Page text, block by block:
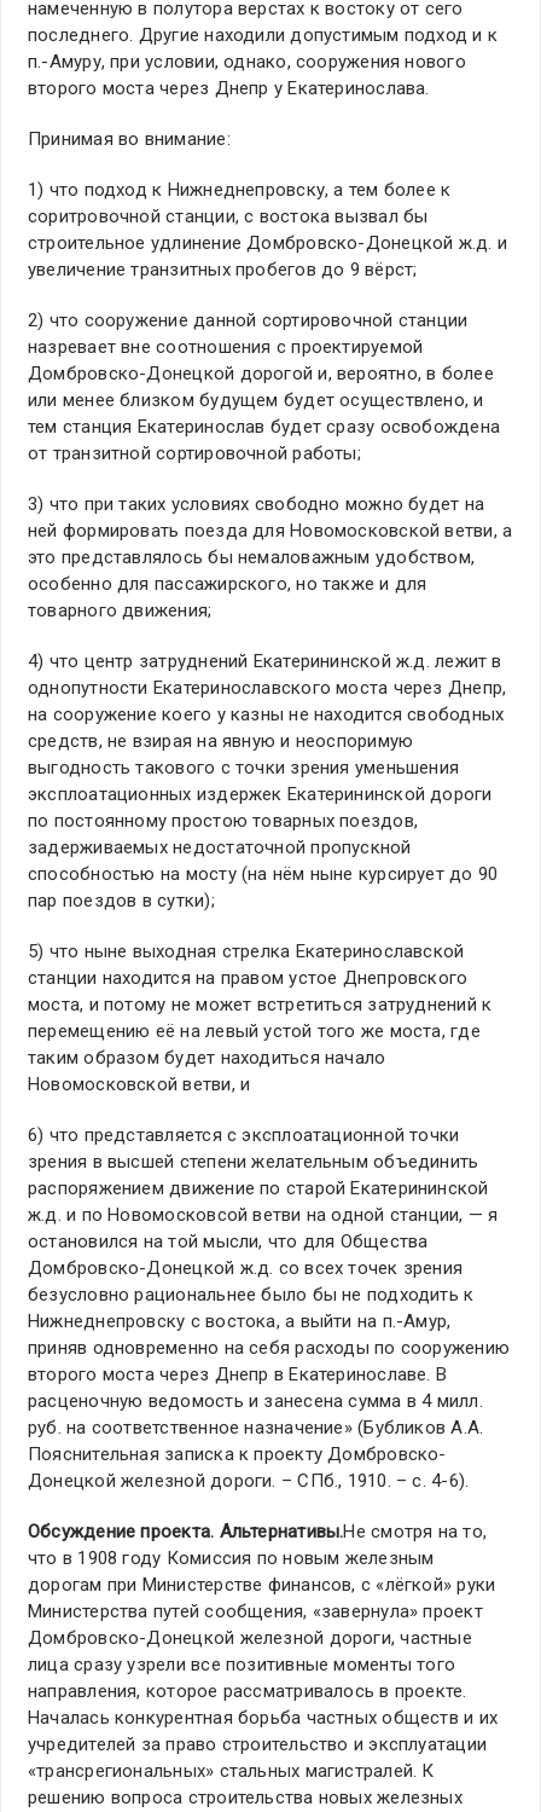
намеченную в полутора верстах к востоку от сего
последнего. Другие находили допустимым подход и к
п.-Амуру, при условии, однако, сооружения нового
второго моста через Днепр у Екатеринослава.
Принимая во внимание:
1) что подход к Нижнеднепровску, а тем более к
соритровочной станции, с востока вызвал бы
строительное удлинение Домбровско-Донецкой ж.д. и
увеличение транзитных пробегов до 9 вёрст;
2) что сооружение данной сортировочной станции
назревает вне соотношения с проектируемой
Домбровско-Донецкой дорогой и, вероятно, в более
или менее близком будущем будет осуществлено, и
тем станция Екатеринослав будет сразу освобождена
от транзитной сортировочной работы;
3) что при таких условиях свободно можно будет на
ней формировать поезда для Новомосковской ветви, а
это представлялось бы немаловажным удобством,
особенно для пассажирского, но также и для
товарного движения;
4) что центр затруднений Екатерининской ж.д. лежит в
однопутности Екатеринославского моста через Днепр,
на сооружение коего у казны не находится свободных
средств, не взирая на явную и неоспоримую
выгодность такового с точки зрения уменьшения
эксплоатационных издержек Екатерининской дороги
по постоянному простою товарных поездов,
задерживаемых недостаточной пропускной
способностью на мосту (на нём ныне курсирует до 90
пар поездов в сутки);
5) что ныне выходная стрелка Екатеринославской
станции находится на правом устое Днепровского
моста, и потому не может встретиться затруднений к
перемещению её на левый устой того же моста, где
таким образом будет находиться начало
Новомосковской ветви, и
6) что представляется с эксплоатационной точки
зрения в высшей степени желательным объединить
распоряжением движение по старой Екатерининской
ж.д. и по Новомосковсой ветви на одной станции, — я
остановился на той мысли, что для Общества
Домбровско-Донецкой ж.д. со всех точек зрения
безусловно рациональнее было бы не подходить к
Нижнеднепровску с востока, а выйти на п.-Амур,
приняв одновременно на себя расходы по сооружению
второго моста через Днепр в Екатеринославе. В
расценочную ведомость и занесена сумма в 4 милл.
руб. на соответственное назначение» (Бубликов А.А.
Пояснительная записка к проекту Домбровско-
Донецкой железной дороги. – СПб., 1910. – с. 4-6).
Обсуждение проекта. Альтернативы.Не смотря на то,
что в 1908 году Комиссия по новым железным
дорогам при Министерстве финансов, с «лёгкой» руки
Министерства путей сообщения, «завернула» проект
Домбровско-Донецкой железной дороги, частные
лица сразу узрели все позитивные моменты того
направления, которое рассматривалось в проекте.
Началась конкурентная борьба частных обществ и их
учредителей за право строительство и эксплуатации
«трансрегиональных» стальных магистралей. К
решению вопроса строительства новых железных